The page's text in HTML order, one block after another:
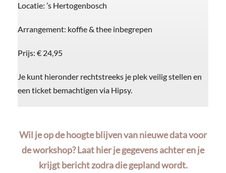
Locatie: ’s Hertogenbosch
Arrangement: koffie & thee inbegrepen
Prijs: € 24,95
Je kunt hieronder rechtstreeks je plek veilig stellen en
een ticket bemachtigen via Hipsy.
Wil je op de hoogte blijven van nieuwe data voor
de workshop? Laat hier je gegevens achter en je
krijgt bericht zodra die gepland wordt.